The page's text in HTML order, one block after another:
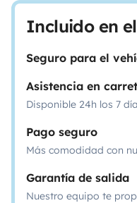
Incluido en
Seguro para el
Asistencia en
Disponible 24h los 7
Pago seguro
Más comodidad con
Garantía de salida
Nuestro equipo te